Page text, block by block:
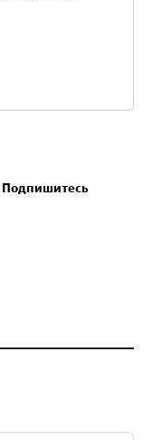
Подпишитесь